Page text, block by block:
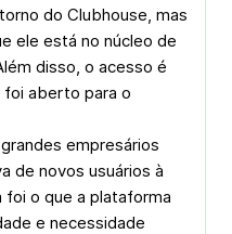
do Clubhouse, mas
ele está no núcleo de
disso, o acesso é
foi aberto para o
empresários
de novos usuários à
o que a plataforma
e necessidade